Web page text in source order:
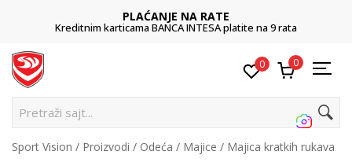
PLAĆANJE NA RATE
Kreditnim karticama BANCA INTESA platite na 9 rata
0 0
P
Sport Vision Proizvodi Odeća Majice
Majica kratkih rukava